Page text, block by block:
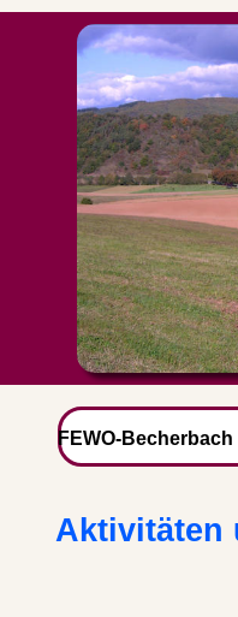
FEWO-Becherbach
Aktivitäten